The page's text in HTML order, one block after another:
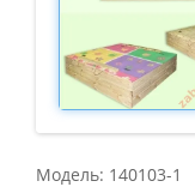
Модель: 140103-1